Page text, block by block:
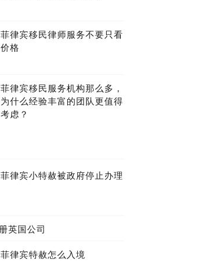
菲律宾移民律师服务不要只看
价格
菲律宾移民服务机构那么多，
为什么经验丰富的团队更值得
考虑？
菲律宾小特赦被政府停止办理
英国公司
菲律宾特赦怎么入境